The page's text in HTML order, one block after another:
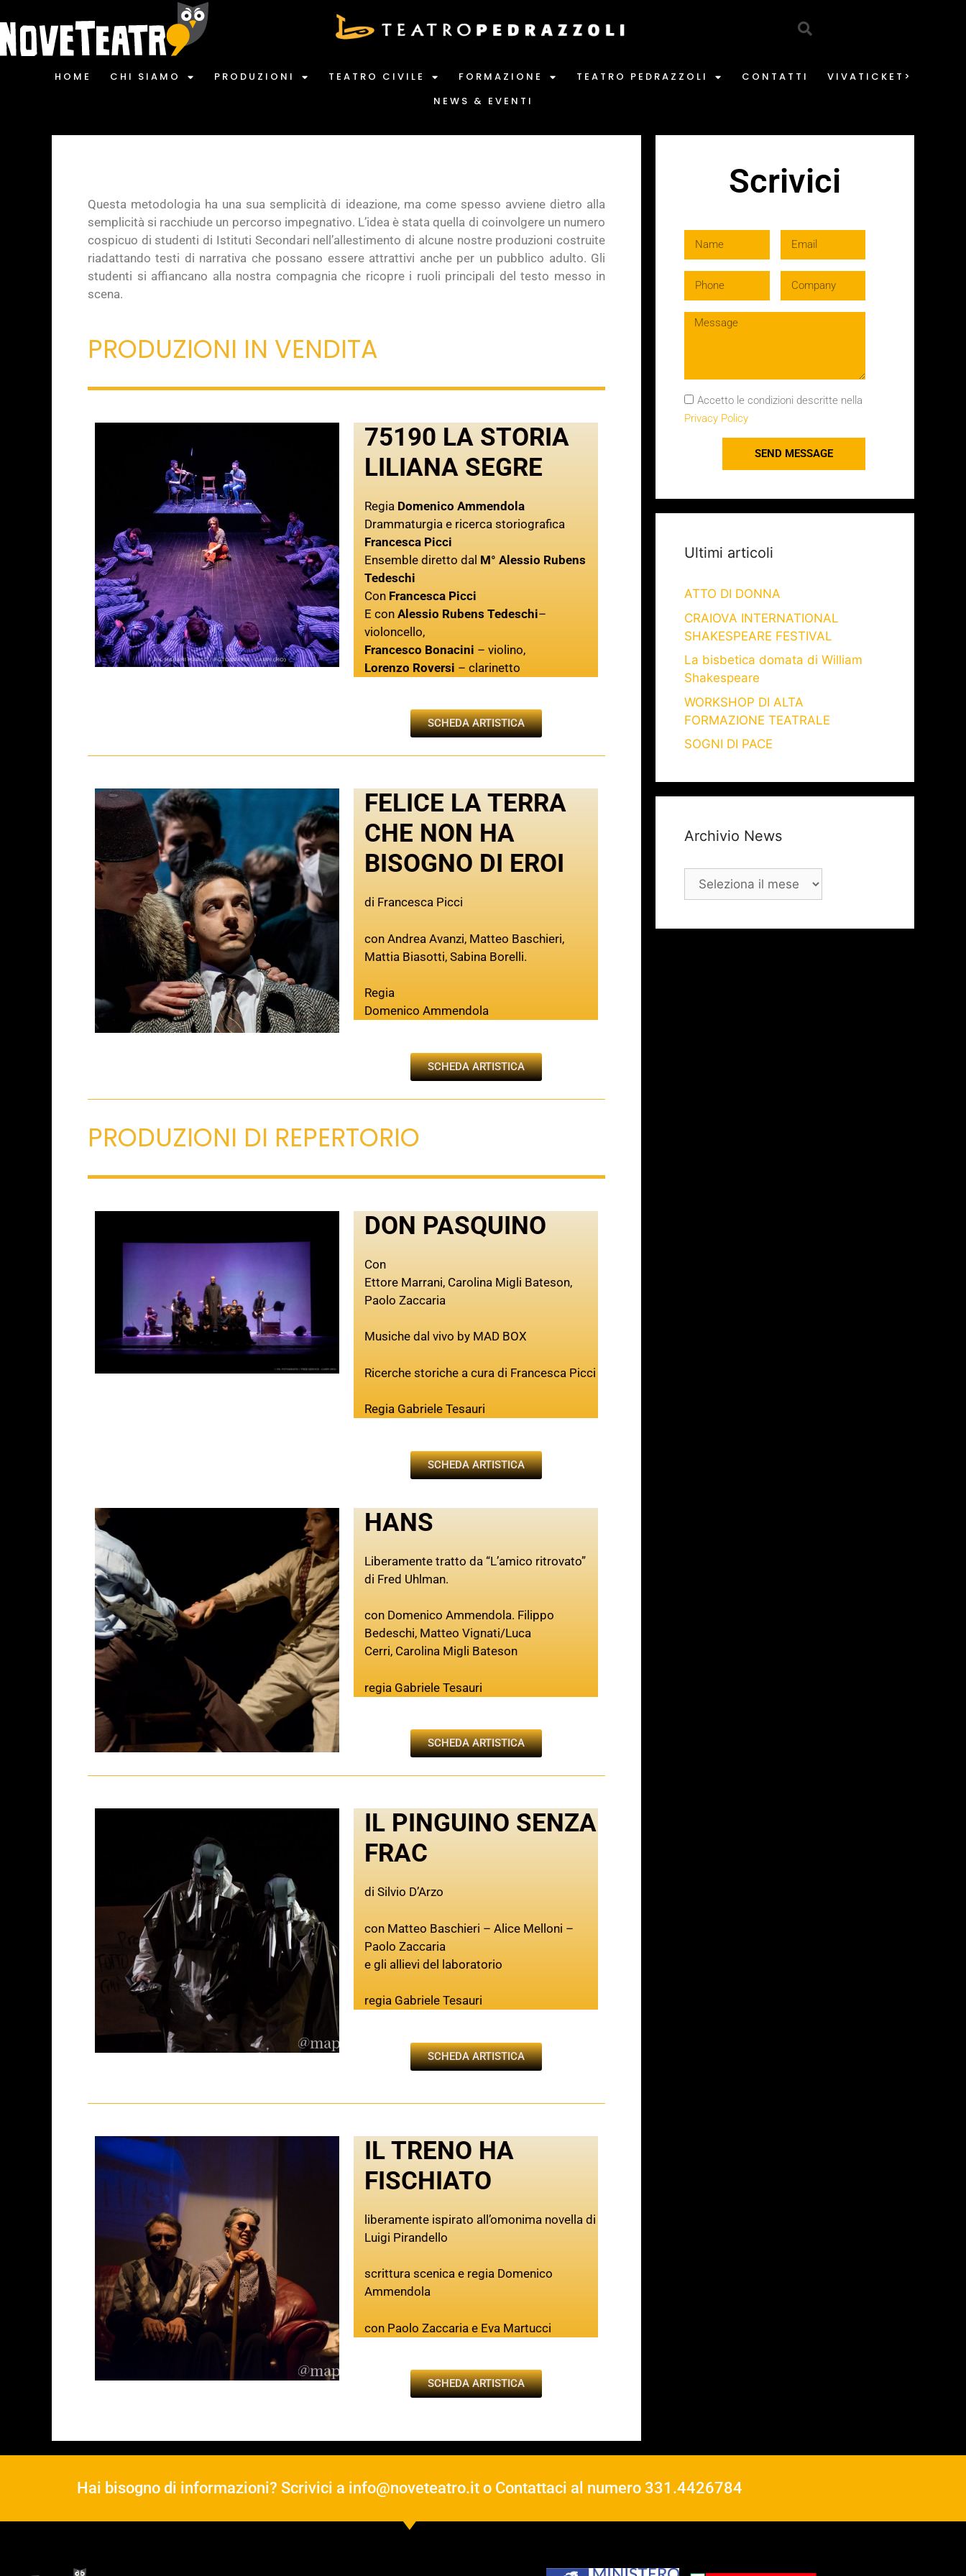
HOME CHI SIAMO PRODUZIONI TEATRO CIVILE FORMAZIONE TEATRO PEDRAZZOLI CONTATTI
VIVATICKET>
NEWS & EVENTI
Questa metodologia ha una sua semplicità di ideazione, ma come spesso avviene dietro alla
semplicità si racchiude un percorso impegnativo. L’idea è stata quella di coinvolgere un numero
cospicuo di studenti di Istituti Secondari nell’allestimento di alcune nostre produzioni costruite
riadattando testi di narrativa che possano essere attrattivi anche per un pubblico adulto. Gli
studenti si affiancano alla nostra compagnia che ricopre i ruoli principali del testo messo in
scena.
PRODUZIONI IN VENDITA
75190 LA STORIA
LILIANA SEGRE
Regia Domenico Ammendola
Drammaturgia e ricerca storiografica
Francesca Picci
Ensemble diretto dal M° Alessio Rubens
Tedeschi
Con Francesca Picci
E con Alessio Rubens Tedeschi–
violoncello,
Francesco Bonacini – violino,
Lorenzo Roversi – clarinetto
SCHEDA ARTISTICA
FELICE LA TERRA
CHE NON HA
BISOGNO DI EROI
di Francesca Picci
con Andrea Avanzi, Matteo Baschieri,
Mattia Biasotti, Sabina Borelli.
Regia
Domenico Ammendola
SCHEDA ARTISTICA
PRODUZIONI DI REPERTORIO
DON PASQUINO
Con
Ettore Marrani, Carolina Migli Bateson,
Paolo Zaccaria
Musiche dal vivo by MAD BOX
Ricerche storiche a cura di Francesca Picci
Regia Gabriele Tesauri
SCHEDA ARTISTICA
HANS
Liberamente tratto da “L’amico ritrovato”
di Fred Uhlman.
con Domenico Ammendola. Filippo
Bedeschi, Matteo Vignati/Luca
Cerri, Carolina Migli Bateson
regia Gabriele Tesauri
SCHEDA ARTISTICA
IL PINGUINO SENZA
FRAC
di Silvio D’Arzo
con Matteo Baschieri – Alice Melloni –
Paolo Zaccaria
e gli allievi del laboratorio
regia Gabriele Tesauri
SCHEDA ARTISTICA
IL TRENO HA
FISCHIATO
liberamente ispirato all’omonima novella di
Luigi Pirandello
scrittura scenica e regia Domenico
Ammendola
con Paolo Zaccaria e Eva Martucci
SCHEDA ARTISTICA
Scrivici
Accetto le condizioni descritte nella
Privacy Policy
SEND MESSAGE
Ultimi articoli
ATTO DI DONNA
CRAIOVA INTERNATIONAL
SHAKESPEARE FESTIVAL
La bisbetica domata di William
Shakespeare
WORKSHOP DI ALTA
FORMAZIONE TEATRALE
SOGNI DI PACE
Archivio News
Hai bisogno di informazioni? Scrivici a info@noveteatro.it o Contattaci al numero 331.4426784